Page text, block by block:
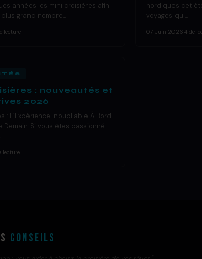
années les mini croisières afin
grand nombre…
lecture
nordiques cet
voyages qui…
07 Juin 2026 4 de
: nouveautés et
2026
: L’Expérience Inoubliable À Bord
Demain Si vous êtes passionné
lecture
Conseils